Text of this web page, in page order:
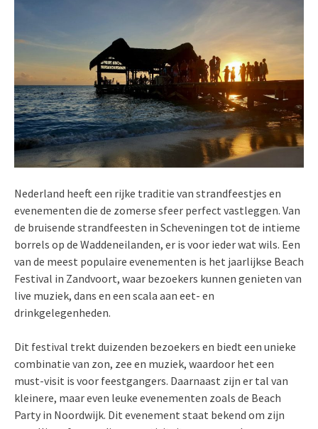
Nederland heeft een rijke traditie van strandfeestjes en
evenementen die de zomerse sfeer perfect vastleggen. Van
de bruisende strandfeesten in Scheveningen tot de intieme
borrels op de Waddeneilanden, er is voor ieder wat wils. Een
van de meest populaire evenementen is het jaarlijkse Beach
Festival in Zandvoort, waar bezoekers kunnen genieten van
live muziek, dans en een scala aan eet- en
drinkgelegenheden.
Dit festival trekt duizenden bezoekers en biedt een unieke
combinatie van zon, zee en muziek, waardoor het een
must-visit is voor feestgangers. Daarnaast zijn er tal van
kleinere, maar even leuke evenementen zoals de Beach
Party in Noordwijk. Dit evenement staat bekend om zijn